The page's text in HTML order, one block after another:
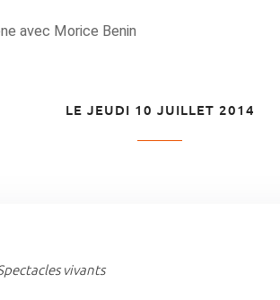
avec Morice Benin
LE JEUDI 10 JUILLET 2014
vivants